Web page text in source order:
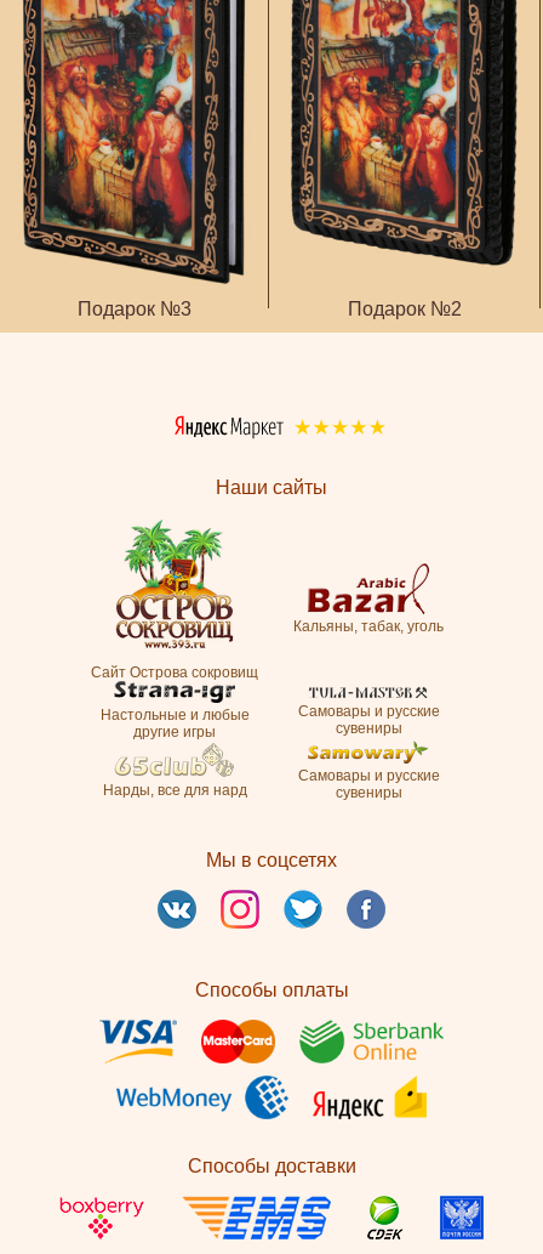
Подарок №3 Подарок №2
Наши сайты
Сайт Острова сокровищ
Кальяны, табак, уголь
Настольные и любые
другие игры
Самовары и русские
сувениры
Нарды, все для нард
Самовары и русские
сувениры
Мы в соцсетях
Способы оплаты
Способы доставки